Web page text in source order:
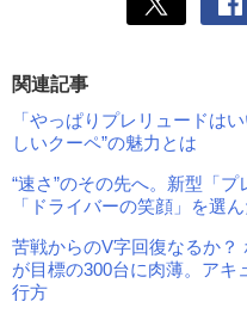
関連記事
「やっぱりプレリュードは
しいクーペ”の魅力とは
“速さ”のその先へ。新型「
「ドライバーの笑顔」を選
苦戦からのV字回復なるか？
が目標の300台に肉薄。ア
行方